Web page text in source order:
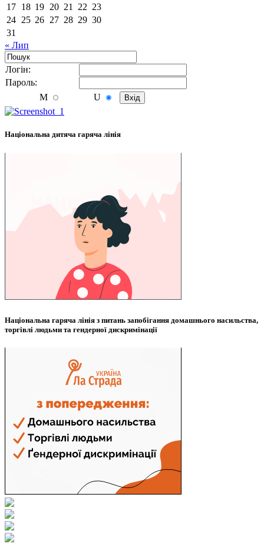
17 18 19 20 21 22 23
24 25 26 27 28 29 30
31
« Лип
Логiн:
Пароль:
M
U
Національна дитяча гаряча лінія
Національна гаряча лінія з питань запобігання домашнього насильства,
торгівлі людьми та гендерної дискримінації